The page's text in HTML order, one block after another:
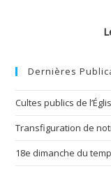
Dernières
Cultes publics de
Transfiguration de
18e dimanche du